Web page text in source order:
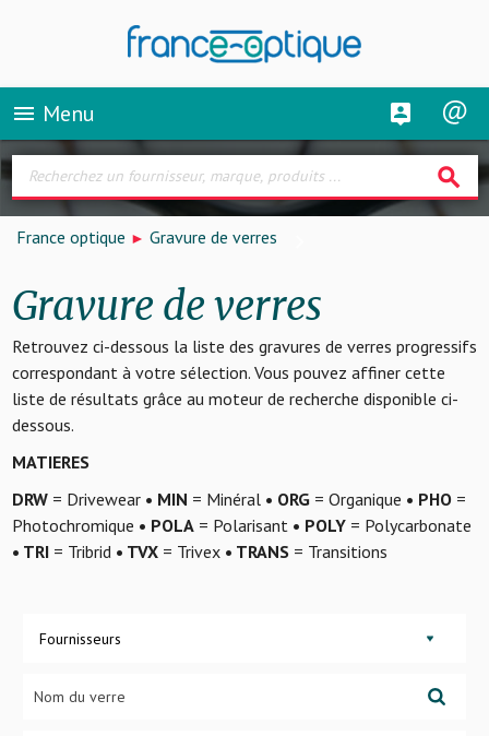
menu Menu
search
France optique Gravure de verres
Gravure de verres
Retrouvez ci-dessous la liste des gravures de verres progressifs
correspondant à votre sélection. Vous pouvez affiner cette
liste de résultats grâce au moteur de recherche disponible ci-
dessous.
MATIERES
DRW= Drivewear • MIN = Minéral • ORG= Organique • PHO=
Photochromique • POLA= Polarisant • POLY= Polycarbonate
• TRI= Tribrid • TVX= Trivex • TRANS= Transitions
Fournisseurs